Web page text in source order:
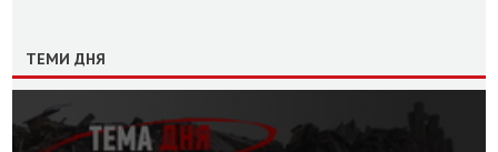
ТЕМИ ДНЯ